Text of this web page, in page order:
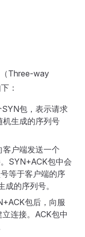
Three-way
：
包，表示请求
生成的序列号
户端发送一个
SYN+ACK包中会
等于客户端的序
的序列号。
包后，向服
连接。ACK包中